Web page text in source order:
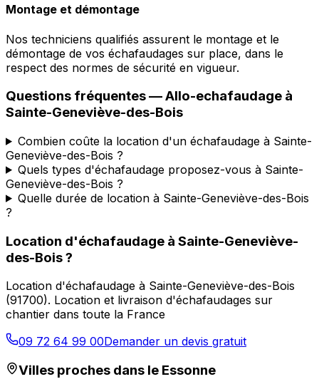
Montage et démontage
Nos techniciens qualifiés assurent le montage et le
démontage de vos échafaudages sur place, dans le
respect des normes de sécurité en vigueur.
Questions fréquentes —Allo-echafaudage à
Sainte-Geneviève-des-Bois
Combien coûte la location d'un échafaudage à Sainte-
Geneviève-des-Bois ?
Quels types d'échafaudage proposez-vous à Sainte-
Geneviève-des-Bois ?
Quelle durée de location à Sainte-Geneviève-des-Bois
?
Location d'échafaudage à Sainte-Geneviève-
des-Bois?
Location d'échafaudage à Sainte-Geneviève-des-Bois
(91700). Location et livraison d'échafaudages sur
chantier dans toute la France
09 72 64 99 00Demander un devis gratuit
Villes proches dans le Essonne